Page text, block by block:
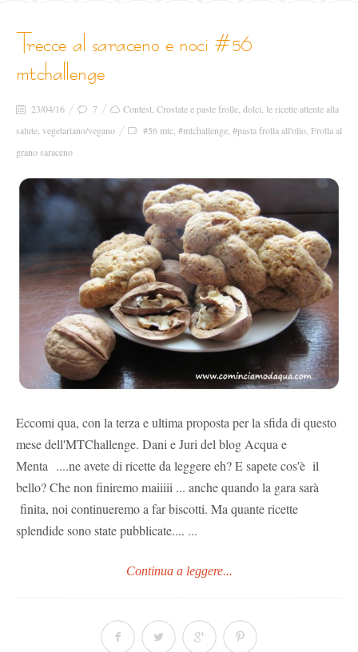
trecce al saraceno e noci #56
mtchallenge
23/04/16 7 Contest Crostate e paste frolle dolci le ricette attente alla
salute vegetariano/vegano #56 mtc #mtchallenge #pasta frolla all'olio Frolla al
grano saraceno
Eccomi qua, con la terza e ultima proposta per la sfida di questo
mese dell'MTChallenge. Dani e Juri del blog Acqua e
Menta ....ne avete di ricette da leggere eh? E sapete cos'è il
bello? Che non finiremo maiiiii ... anche quando la gara sarà
finita, noi continueremo a far biscotti. Ma quante ricette
splendide sono state pubblicate.... ...
Continua a leggere...